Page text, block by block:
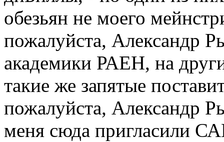
обезьян не моего
пожалуйста, Александр
академики РАЕН, на
такие же запятые
пожалуйста, Александр
меня сюда пригласили